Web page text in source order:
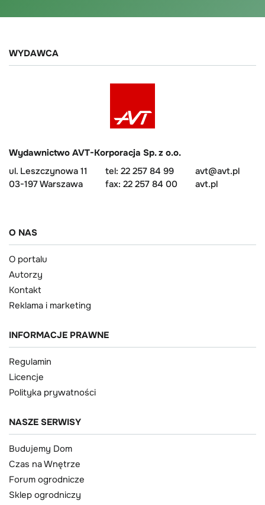
WYDAWCA
Wydawnictwo AVT-Korporacja Sp. z o.o.
ul. Leszczynowa 11
03-197 Warszawa
tel: 22 257 84 99
fax: 22 257 84 00
avt@avt.pl
avt.pl
O NAS
O portalu
Autorzy
Kontakt
Reklama i marketing
INFORMACJE PRAWNE
Regulamin
Licencje
Polityka prywatności
NASZE SERWISY
Budujemy Dom
Czas na Wnętrze
Forum ogrodnicze
Sklep ogrodniczy